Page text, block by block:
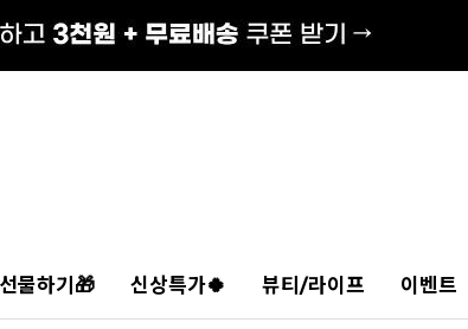
선물하기🎁 신상특가🍀 뷰티/라이프 이벤트